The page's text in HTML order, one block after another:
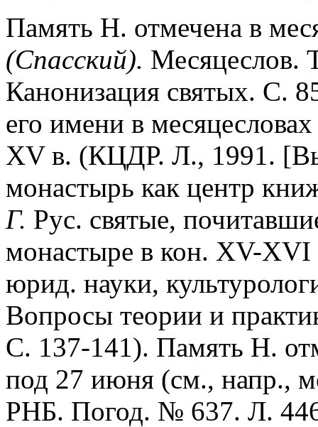
Память Н. отмечена в
(Спасский). Месяцеслов.
Канонизация святых. С.
его имени в
XV в. (КЦДР. Л., 1991.
монастырь как центр
Г. Рус. святые,
монастыре в кон. XV-
юрид. науки,
Вопросы теории и
С. 137-141). Память Н.
под 27 июня (см., напр.,
РНБ. Погод. № 637. Л.